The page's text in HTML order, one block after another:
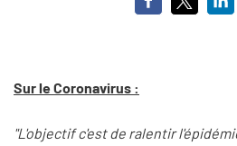
Sur le Coronavirus :
"L'objectif c'est de ralentir